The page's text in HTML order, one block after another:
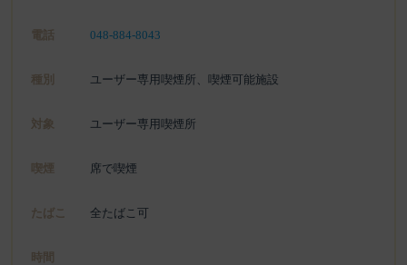
電話 048-884-8043
種別 ユーザー専用喫煙所、喫煙可能施設
対象 ユーザー専用喫煙所
喫煙 席で喫煙
たばこ 全たばこ可
時間